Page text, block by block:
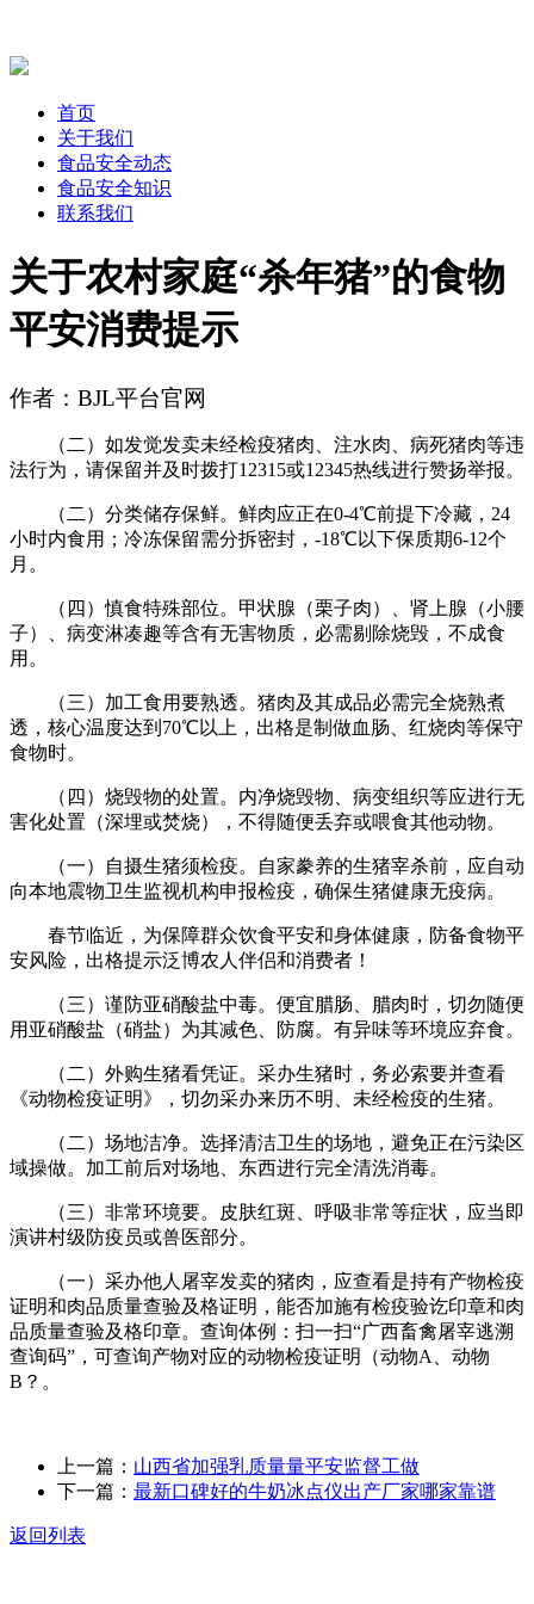
首页
关于我们
食品安全动态
食品安全知识
联系我们
关于农村家庭“杀年猪”的食物
平安消费提示
作者：BJL平台官网
（二）如发觉发卖未经检疫猪肉、注水肉、病死猪肉等违
法行为，请保留并及时拨打12315或12345热线进行赞扬举报。
（二）分类储存保鲜。鲜肉应正在0-4℃前提下冷藏，24
小时内食用；冷冻保留需分拆密封，-18℃以下保质期6-12个
月。
（四）慎食特殊部位。甲状腺（栗子肉）、肾上腺（小腰
子）、病变淋凑趣等含有无害物质，必需剔除烧毁，不成食
用。
（三）加工食用要熟透。猪肉及其成品必需完全烧熟煮
透，核心温度达到70℃以上，出格是制做血肠、红烧肉等保守
食物时。
（四）烧毁物的处置。内净烧毁物、病变组织等应进行无
害化处置（深埋或焚烧），不得随便丢弃或喂食其他动物。
（一）自摄生猪须检疫。自家豢养的生猪宰杀前，应自动
向本地震物卫生监视机构申报检疫，确保生猪健康无疫病。
春节临近，为保障群众饮食平安和身体健康，防备食物平
安风险，出格提示泛博农人伴侣和消费者！
（三）谨防亚硝酸盐中毒。便宜腊肠、腊肉时，切勿随便
用亚硝酸盐（硝盐）为其减色、防腐。有异味等环境应弃食。
（二）外购生猪看凭证。采办生猪时，务必索要并查看
《动物检疫证明》，切勿采办来历不明、未经检疫的生猪。
（二）场地洁净。选择清洁卫生的场地，避免正在污染区
域操做。加工前后对场地、东西进行完全清洗消毒。
（三）非常环境要。皮肤红斑、呼吸非常等症状，应当即
演讲村级防疫员或兽医部分。
（一）采办他人屠宰发卖的猪肉，应查看是持有产物检疫
证明和肉品质量查验及格证明，能否加施有检疫验讫印章和肉
品质量查验及格印章。查询体例：扫一扫“广西畜禽屠宰逃溯
查询码”，可查询产物对应的动物检疫证明（动物A、动物
B？。
上一篇： 山西省加强乳质量量平安监督工做
下一篇： 最新口碑好的牛奶冰点仪出产厂家哪家靠谱
返回列表